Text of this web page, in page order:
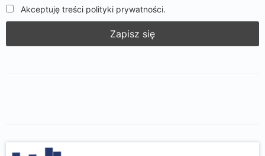
Akceptuję treści polityki prywatności.